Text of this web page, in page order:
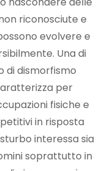
riconosciute e
evolvere e
Una di
di dismorfismo
per
fisiche e
in risposta
interessa sia
soprattutto in